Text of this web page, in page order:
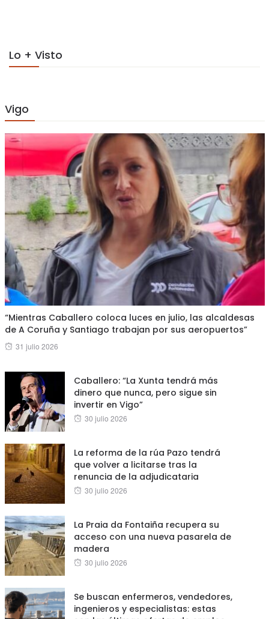
Lo + Visto
Vigo
“Mientras Caballero coloca luces en julio, las alcaldesas
de A Coruña y Santiago trabajan por sus aeropuertos”
Posted
31 julio 2026
Caballero: “La Xunta tendrá más
dinero que nunca, pero sigue sin
invertir en Vigo”
Posted
30 julio 2026
La reforma de la rúa Pazo tendrá
que volver a licitarse tras la
renuncia de la adjudicataria
Posted
30 julio 2026
La Praia da Fontaiña recupera su
acceso con una nueva pasarela de
madera
Posted
30 julio 2026
Se buscan enfermeros, vendedores,
ingenieros y especialistas: estas